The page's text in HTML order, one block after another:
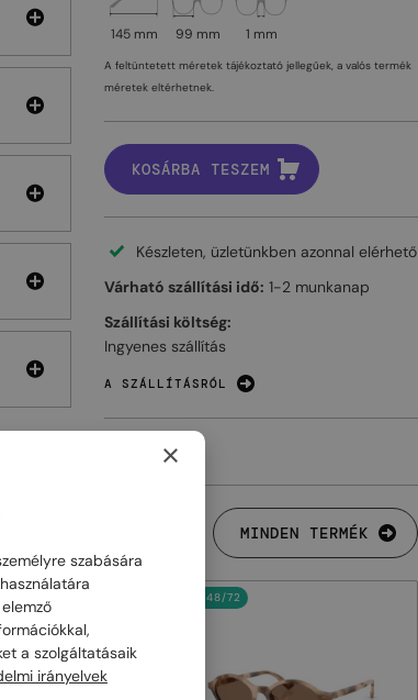
145 mm 99 mm 1 mm
A feltüntetett méretek tájékoztató jellegűek, a valós termék
méretek eltérhetnek.
KOSÁRBA TESZEM
Készleten, üzletünkben azonnal elérhető
Várható szállítási idő: 1-2 munkanap
Szállítási költség:
Ingyenes szállítás
A SZÁLLÍTÁSRÓL
MINDEN TERMÉK
48/72
×
szabására
a szolgáltatásaik
irányelvek